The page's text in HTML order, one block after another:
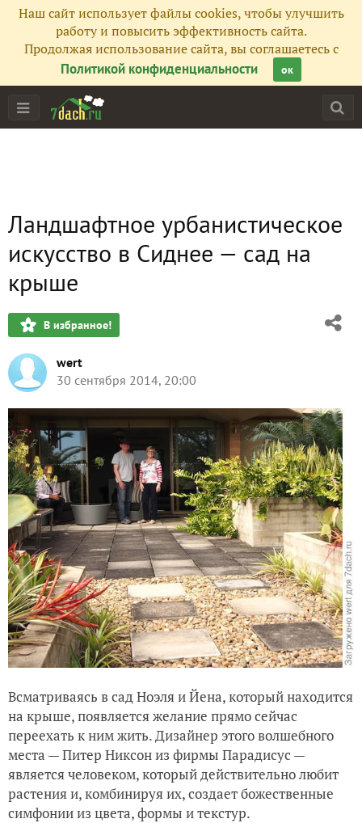
Наш сайт использует файлы cookies, чтобы улучшить
работу и повысить эффективность сайта.
Продолжая использование сайта, вы соглашаетесь с
Политикой конфиденциальности
ок
Ландшафтное урбанистическое
искусство в Сиднее — сад на
крыше
В избранное!
wert
30 сентября 2014, 20:00
Всматриваясь в сад Ноэля и Йена, который находится
на крыше, появляется желание прямо сейчас
переехать к ним жить. Дизайнер этого волшебного
места — Питер Никсон из фирмы Парадисус —
является человеком, который действительно любит
растения и, комбинируя их, создает божественные
симфонии из цвета, формы и текстур.